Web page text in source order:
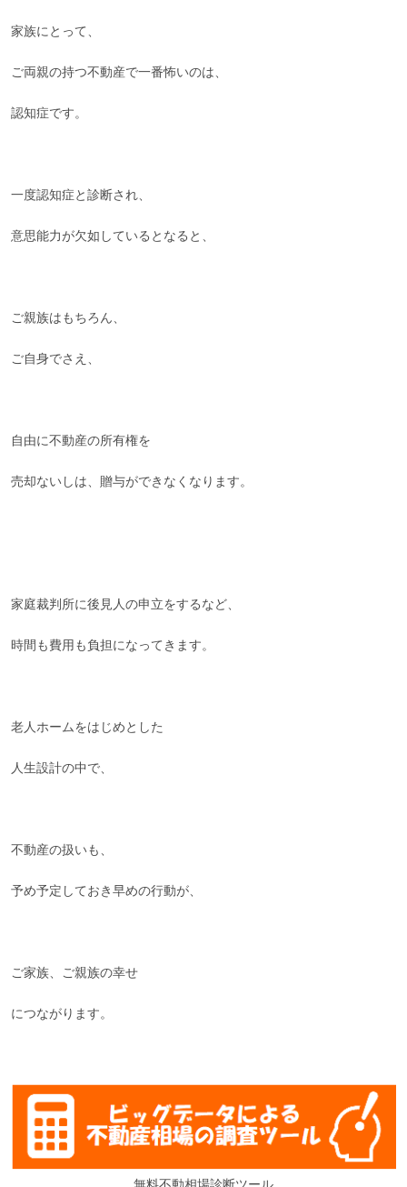
家族にとって、
ご両親の持つ不動産で一番怖いのは、
認知症です。
一度認知症と診断され、
意思能力が欠如しているとなると、
ご親族はもちろん、
ご自身でさえ、
自由に不動産の所有権を
売却ないしは、贈与ができなくなります。
家庭裁判所に後見人の申立をするなど、
時間も費用も負担になってきます。
老人ホームをはじめとした
人生設計の中で、
不動産の扱いも、
予め予定しておき早めの行動が、
ご家族、ご親族の幸せ
につながります。